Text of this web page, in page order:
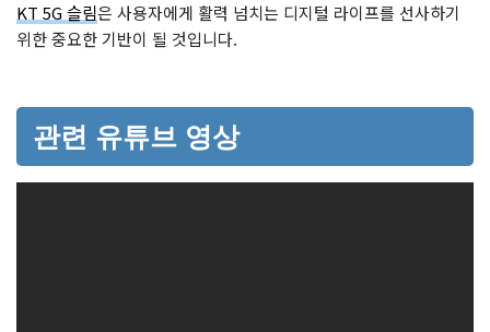
KT 5G 슬림은 사용자에게 활력 넘치는 디지털 라이프를 선사하기
위한 중요한 기반이 될 것입니다.
관련 유튜브 영상